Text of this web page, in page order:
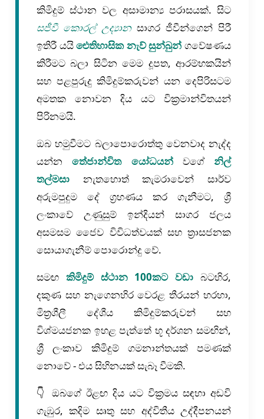
කිමිදුම් ස්ථාන වල අසාමාන්‍ය පරාසයක්. සිට
සජීවී කොරල් උද්‍යානසාගර ජීවීන්ගෙන් පිරී
ඉතිරී යයිඓතිහාසික නැව් සුන්බුන් ගවේෂණය
කිරීමට බලා සිටින මෙම දූපත, ආරම්භකයින්
සහ පළපුරුදු කිමිදුම්කරුවන් යන දෙපිරිසටම
අමතක නොවන දිය යට වික්‍රමාන්විතයන්
පිරිනමයි.
ඔබ හමුවීමට බලාපොරොත්තු වෙනවාද නැද්ද
යන්නතේජාන්විත යෝධයන්වගේ නිල්
තල්මසා නැතහොත් කැමරාවෙන් සාර්ව
අරුමපුදුම දේ ග්‍රහණය කර ගැනීමට, ශ්‍රී
ලංකාවේ උණුසුම් ඉන්දියන් සාගර ජලය
අසමසම ජෛව විවිධත්වයක් සහ ත්‍රාසජනක
සොයාගැනීම් පොරොන්දු වේ.
සමඟ කිමිදුම් ස්ථාන 100කට වඩා බටහිර,
දකුණ සහ නැගෙනහිර වෙරළ තීරයන් හරහා,
මිත්‍රශීලී දේශීය කිමිදුම්කරුවන් සහ
විශ්මයජනක ඉහළ පැත්තේ භූ දර්ශන සමඟින්,
ශ්‍රී ලංකාව කිමිදුම් ගමනාන්තයක් පමණක්
නොවේ - එය සිහිනයක් සැබෑ වීමකි.
👇 ඔබගේ ඊළඟ දිය යට වික්‍රමය සඳහා අඩවි
ගැඹුර, කදිම සෘතු සහ අද්විතීය උද්දීපනයන්